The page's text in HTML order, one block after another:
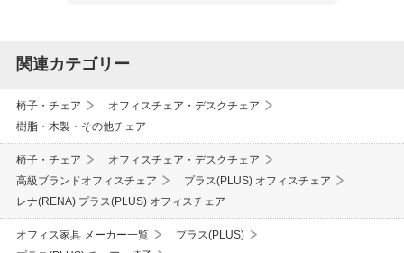
関連カテゴリー
椅子・チェア
オフィスチェア・デスクチェア
樹脂・木製・その他チェア
椅子・チェア
オフィスチェア・デスクチェア
高級ブランドオフィスチェア
プラス(PLUS) オフィスチェア
レナ(RENA) プラス(PLUS) オフィスチェア
オフィス家具 メーカー一覧
プラス(PLUS)